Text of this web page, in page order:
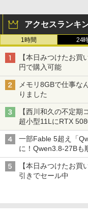
アクセスランキ
1時間 24
【本日みつけたお
円で購入可能
メモリ8GBで仕事
りました
【西川和久の不定期
超小型11LにRTX
実力を探る
一部Fable 5超え「
に！Qwen3.8-27Bも
【本日みつけたお
引きでセール中